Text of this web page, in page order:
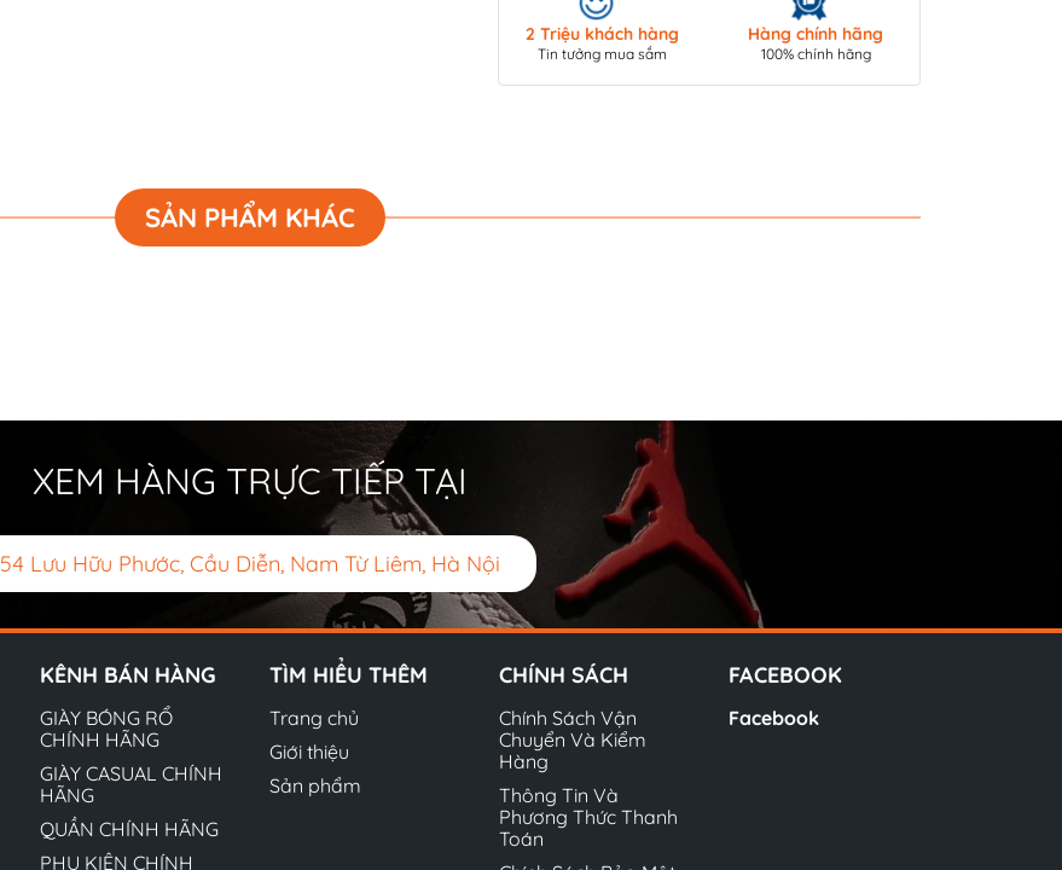
2 Triệu khách hàng
Tin tưởng mua sắm
Hàng chính hãng
100% chính hãng
SẢN PHẨM KHÁC
XEM HÀNG TRỰC TIẾP TẠI
54 Lưu Hữu Phước, Cầu Diễn, Nam Từ Liêm, Hà Nội
KÊNH BÁN HÀNG
GIÀY BÓNG RỔ
CHÍNH HÃNG
GIÀY CASUAL CHÍNH
HÃNG
QUẦN CHÍNH HÃNG
PHỤ KIỆN CHÍNH
TÌM HIỂU THÊM
Trang chủ
Giới thiệu
Sản phẩm
CHÍNH SÁCH
Chính Sách Vận
Chuyển Và Kiểm
Hàng
Thông Tin Và
Phương Thức Thanh
Toán
FACEBOOK
Facebook